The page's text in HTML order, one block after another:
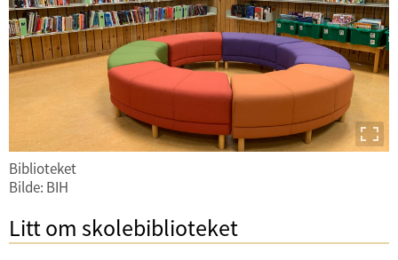
d
e
r
m
e
n
Biblioteket
Bilde: BIH
Litt om skolebiblioteket